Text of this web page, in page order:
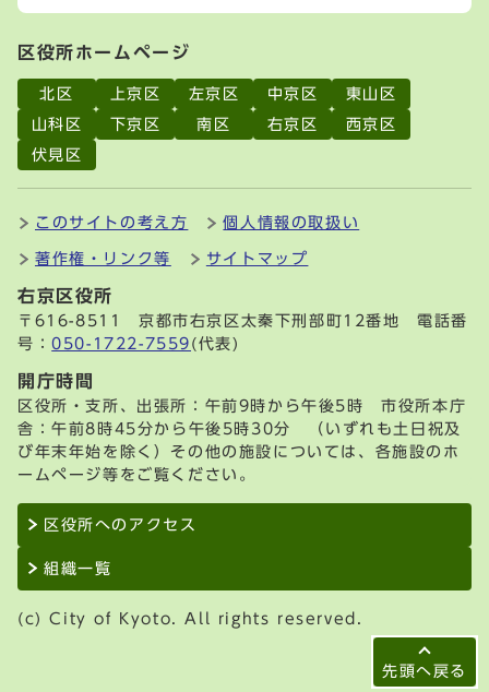
先頭へ戻る
区役所ホームページ
北区 上京区 左京区 中京区
東山区
山科区
下京区 南区 右京区
西京区
伏見区
このサイトの考え方 個人情報の取扱い
著作権・リンク等 サイトマップ
右京区役所
〒616-8511 京都市右京区太秦下刑部町12番地 電話番
号：050-1722-7559 (代表)
開庁時間
区役所・支所、出張所：午前9時から午後5時 市役所本庁
舎：午前8時45分から午後5時30分 （いずれも土日祝及
び年末年始を除く）その他の施設については、各施設のホ
ームページ等をご覧ください。
区役所へのアクセス
組織一覧
(c) City of Kyoto. All rights reserved.